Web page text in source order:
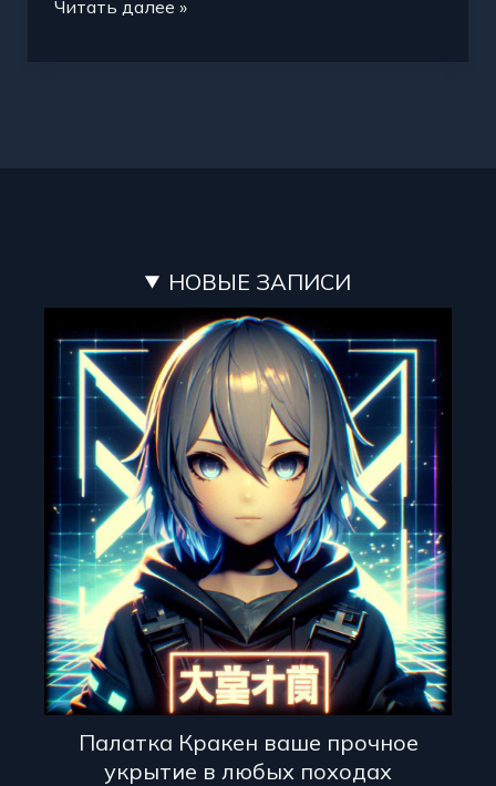
Читать далее »
НОВЫЕ ЗАПИСИ
Палатка Кракен ваше прочное
укрытие в любых походах